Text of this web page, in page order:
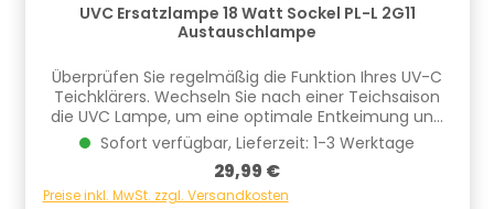
UVC Ersatzlampe 18 Watt Sockel PL-L 2G11
Austauschlampe
Überprüfen Sie regelmäßig die Funktion Ihres UV-C
Teichklärers. Wechseln Sie nach einer Teichsaison
die UVC Lampe, um eine optimale Entkeimung und
Algenreduzierung zu
gewährleisten!Produkteigenschaften: HEISSNER
Typ: PL-L Sockel: 2G11 Leistung: 18 W Länge: 21,4 cm
Sofort verfügbar, Lieferzeit: 1-3 Werktage
Regulärer Preis:
29,99 €
Preise inkl. MwSt. zzgl. Versandkosten